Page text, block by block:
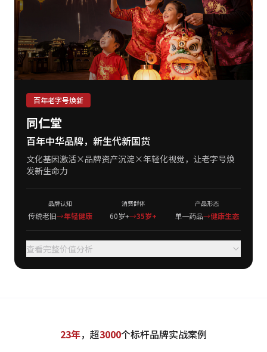
百年老字号焕新
同仁堂
百年中华品牌，新生代新国货
文化基因激活×品牌资产沉淀×年轻化视觉，让老字号焕
发新生命力
品牌认知
传统老旧→年轻健康
消费群体
60岁+→35岁+
产品形态
单一药品→健康生态
查看完整价值分析
23年，超3000个标杆品牌实战案例